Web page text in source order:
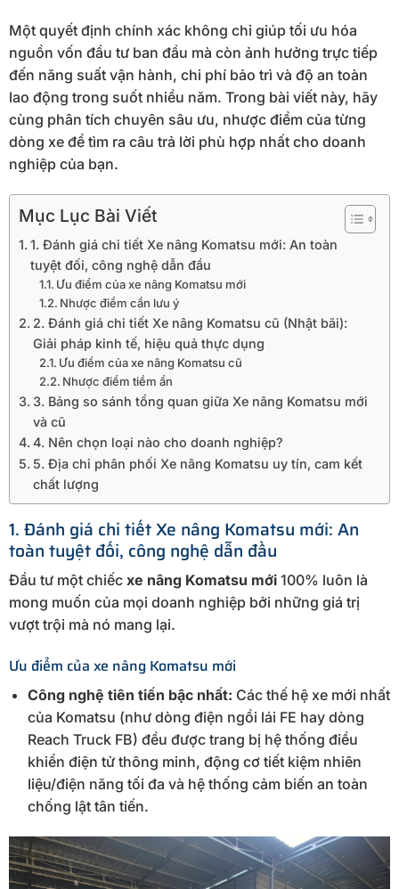
Một quyết định chính xác không chỉ giúp tối ưu hóa
nguồn vốn đầu tư ban đầu mà còn ảnh hưởng trực tiếp
đến năng suất vận hành, chi phí bảo trì và độ an toàn
lao động trong suốt nhiều năm. Trong bài viết này, hãy
cùng phân tích chuyên sâu ưu, nhược điểm của từng
dòng xe để tìm ra câu trả lời phù hợp nhất cho doanh
nghiệp của bạn.
Mục Lục Bài Viết
1. Đánh giá chi tiết Xe nâng Komatsu mới: An toàn
tuyệt đối, công nghệ dẫn đầu
Ưu điểm của xe nâng Komatsu mới
Nhược điểm cần lưu ý
2. Đánh giá chi tiết Xe nâng Komatsu cũ (Nhật bãi):
Giải pháp kinh tế, hiệu quả thực dụng
Ưu điểm của xe nâng Komatsu cũ
Nhược điểm tiềm ẩn
3. Bảng so sánh tổng quan giữa Xe nâng Komatsu mới
và cũ
4. Nên chọn loại nào cho doanh nghiệp?
5. Địa chỉ phân phối Xe nâng Komatsu uy tín, cam kết
chất lượng
1. Đánh giá chi tiết Xe nâng Komatsu mới: An
toàn tuyệt đối, công nghệ dẫn đầu
Đầu tư một chiếc xe nâng Komatsu mới 100% luôn là
mong muốn của mọi doanh nghiệp bởi những giá trị
vượt trội mà nó mang lại.
Ưu điểm của xe nâng Komatsu mới
Công nghệ tiên tiến bậc nhất: Các thế hệ xe mới nhất
của Komatsu (như dòng điện ngồi lái FE hay dòng
Reach Truck FB) đều được trang bị hệ thống điều
khiển điện tử thông minh, động cơ tiết kiệm nhiên
liệu/điện năng tối đa và hệ thống cảm biến an toàn
chống lật tân tiến.